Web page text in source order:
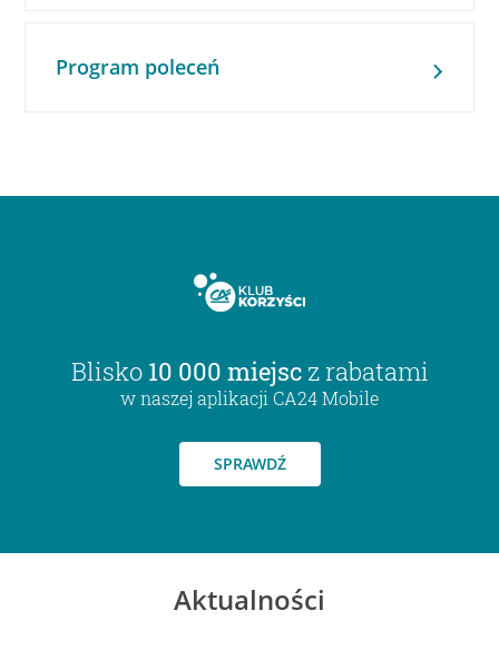
Program poleceń
Blisko 10 000 miejsc z rabatami
w naszej aplikacji CA24 Mobile
SPRAWDŹ
Aktualności